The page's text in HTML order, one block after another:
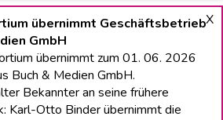
X
übernimmt Geschäftsbetrieb
GmbH
übernimmt zum 01. 06. 2026
Buch & Medien GmbH.
Bekannter an seine frühere
Karl-Otto Binder übernimmt die